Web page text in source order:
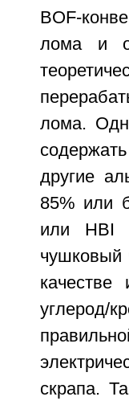
BOF-
лома и
лома.
другие
85% или
или HBI
чушковый
качестве
углерод/
скрапа.